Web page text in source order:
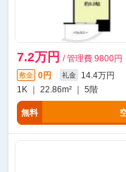
7.2万円 / 管理費 9800円
敷金 0円 礼金
14.4万円
1K ｜ 22.86m² ｜ 5階
無料